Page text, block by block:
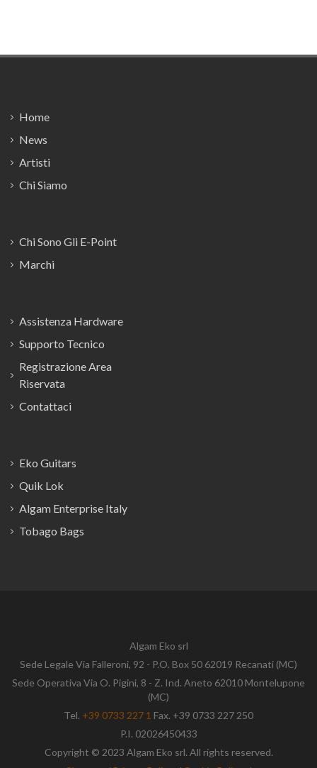
Home
News
Artisti
Chi Siamo
Chi Sono Gli E-Point
Marchi
Assistenza Hardware
Supporto Tecnico
Registrazione Area
Riservata
Contattaci
Eko Guitars
Quik Lok
Algam Enterprise Italy
Tobago Bags
Algam Eko srl
Sede Legale Via Falleroni, 92 - P.O. Box 50 62019 Recanati (MC)
Sede Operativa Via O. Pigini, 8 - Z. Ind. Aneto 62010 Montelupone
(MC)
Tel. +39 0733 227 1 Fax. +39 0733 227 250
P.I. 02026450433
Copyright © 2023 Algam Eko srl. All rights reserved.